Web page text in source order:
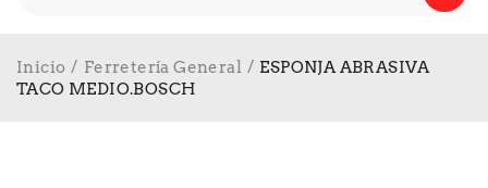
Inicio / Ferretería General / ESPONJA ABRASIVA
TACO MEDIO.BOSCH